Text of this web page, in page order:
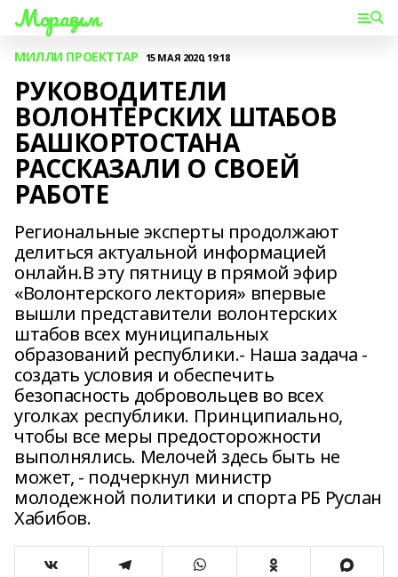
Мораҙым
МИЛЛИ ПРОЕКТТАР 15 МАЯ 2020, 19:18
РУКОВОДИТЕЛИ
ВОЛОНТЕРСКИХ ШТАБОВ
БАШКОРТОСТАНА
РАССКАЗАЛИ О СВОЕЙ
РАБОТЕ
Региональные эксперты продолжают
делиться актуальной информацией
онлайн.В эту пятницу в прямой эфир
«Волонтерского лектория» впервые
вышли представители волонтерских
штабов всех муниципальных
образований республики.- Наша задача -
создать условия и обеспечить
безопасность добровольцев во всех
уголках республики. Принципиально,
чтобы все меры предосторожности
выполнялись. Мелочей здесь быть не
может, - подчеркнул министр
молодежной политики и спорта РБ Руслан
Хабибов.